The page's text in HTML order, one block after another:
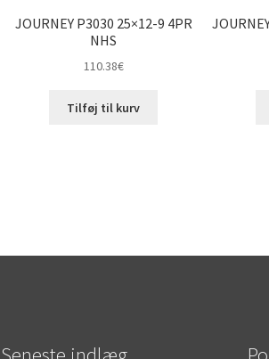
JOURNEY P3030 25×12-9 4PR
NHS
110.38€
Tilføj til kurv